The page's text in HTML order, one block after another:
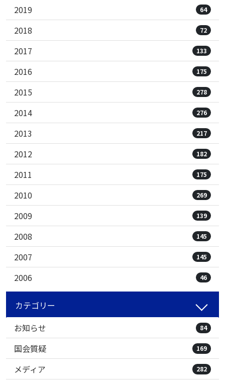
2019 64
2018 72
2017 133
2016 175
2015 278
2014 276
2013 217
2012 182
2011 175
2010 269
2009 139
2008 145
2007 145
2006 46
カテゴリー
お知らせ
84
国会質疑 169
メディア 282